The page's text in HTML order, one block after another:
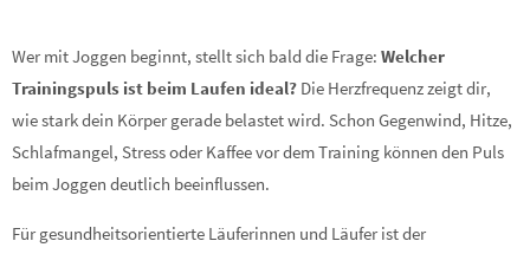
Wer mit Joggen beginnt, stellt sich bald die Frage: Welcher
Trainingspuls ist beim Laufen ideal? Die Herzfrequenz zeigt dir,
wie stark dein Körper gerade belastet wird. Schon Gegenwind, Hitze,
Schlafmangel, Stress oder Kaffee vor dem Training können den Puls
beim Joggen deutlich beeinflussen.
Für gesundheitsorientierte Läuferinnen und Läufer ist der